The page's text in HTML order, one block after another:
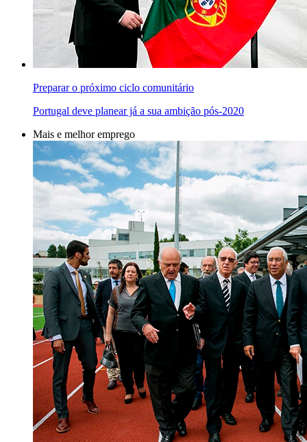
Preparar o próximo ciclo comunitário
Portugal deve planear já a sua ambição pós-2020
Mais e melhor emprego